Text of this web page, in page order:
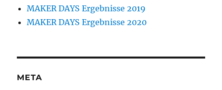
MAKER DAYS Ergebnisse 2019
MAKER DAYS Ergebnisse 2020
META